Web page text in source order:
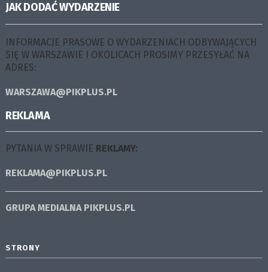
JAK DODAĆ WYDARZENIE
INFORMACJE PRASOWE O WYDARZENIACH ODBYWAJĄCYCH
SIĘ W WARSZAWIE I OKOLICACH PROSIMY PRZESYŁAĆ NA
ADRES:
WARSZAWA@PIKPLUS.PL
REKLAMA
PYTANIA W SPRAWIE REKLAMY:
REKLAMA@PIKPLUS.PL
GRUPA MEDIALNA PIKPLUS.PL
STRONY